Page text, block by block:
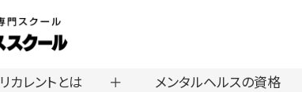
リカレントとは メンタルヘルスの資格